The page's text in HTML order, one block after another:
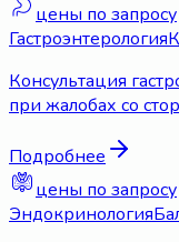
цены по запросу
Гастроэнтерология
Консультация
при жалобах со
Подробнее
цены по запросу
Эндокринология